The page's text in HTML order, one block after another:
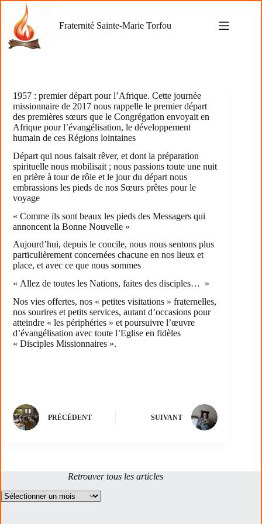
contenu
Fraternité Sainte-Marie Torfou
1957 : premier départ pour l’Afrique. Cette journée
missionnaire de 2017 nous rappelle le premier départ
des premières sœurs que le Congrégation envoyait en
Afrique pour l’évangélisation, le développement
humain de ces Régions lointaines
Départ qui nous faisait rêver, et dont la préparation
spirituelle nous mobilisait ; nous passions toute une nuit
en prière à tour de rôle et le jour du départ nous
embrassions les pieds de nos Sœurs prêtes pour le
voyage
« Comme ils sont beaux les pieds des Messagers qui
annoncent la Bonne Nouvelle »
Aujourd’hui, depuis le concile, nous nous sentons plus
particulièrement concernées chacune en nos lieux et
place, et avec ce que nous sommes
« Allez de toutes les Nations, faites des disciples… »
Nos vies offertes, nos « petites visitations » fraternelles,
nos sourires et petits services, autant d’occasions pour
atteindre « les périphéries » et poursuivre l’œuvre
d’évangélisation avec toute l’Eglise en fidèles
« Disciples Missionnaires ».
PRÉCÉDENT SUIVANT
Retrouver tous les articles
Archives